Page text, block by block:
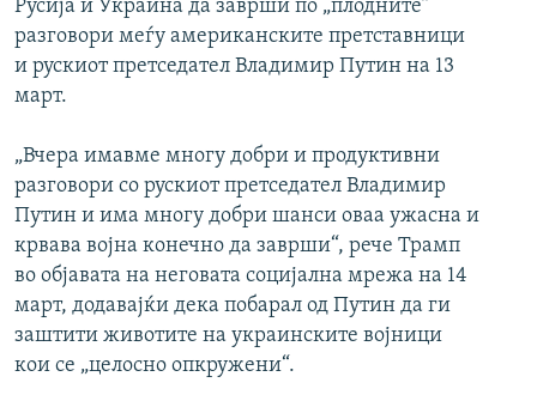
Русија и Украина да заврши по „плодните“
разговори меѓу американските претставници
и рускиот претседател Владимир Путин на 13
март.
„Вчера имавме многу добри и продуктивни
разговори со рускиот претседател Владимир
Путин и има многу добри шанси оваа ужасна и
крвава војна конечно да заврши“, рече Трамп
во објавата на неговата социјална мрежа на 14
март, додавајќи дека побарал од Путин да ги
заштити животите на украинските војници
кои се „целосно опкружени“.